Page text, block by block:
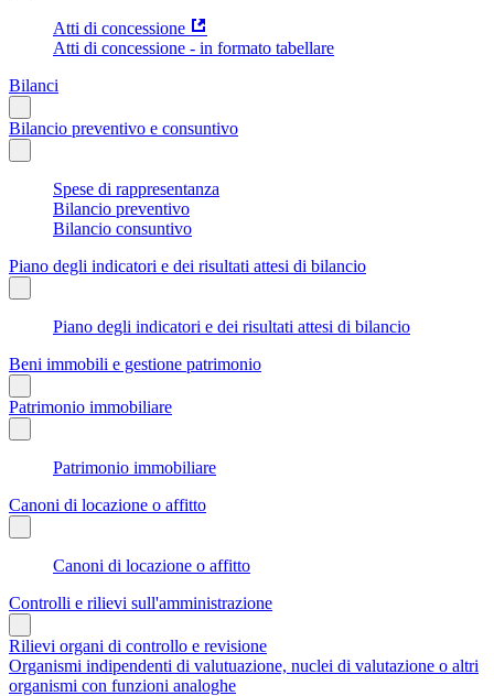
Atti di concessione
Atti di concessione - in formato tabellare
Bilanci
Bilancio preventivo e consuntivo
Spese di rappresentanza
Bilancio preventivo
Bilancio consuntivo
Piano degli indicatori e dei risultati attesi di bilancio
Piano degli indicatori e dei risultati attesi di bilancio
Beni immobili e gestione patrimonio
Patrimonio immobiliare
Patrimonio immobiliare
Canoni di locazione o affitto
Canoni di locazione o affitto
Controlli e rilievi sull'amministrazione
Rilievi organi di controllo e revisione
Organismi indipendenti di valutuazione, nuclei di valutazione o altri
organismi con funzioni analoghe